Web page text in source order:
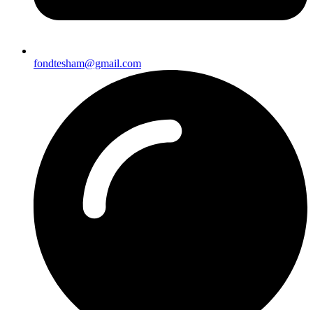
fondtesham@gmail.com